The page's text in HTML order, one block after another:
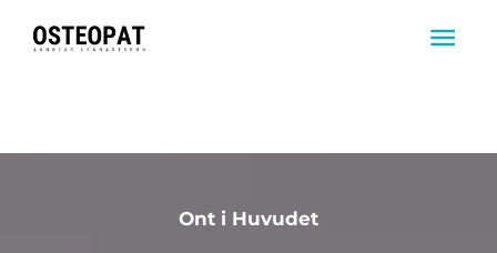
Ont i Huvudet